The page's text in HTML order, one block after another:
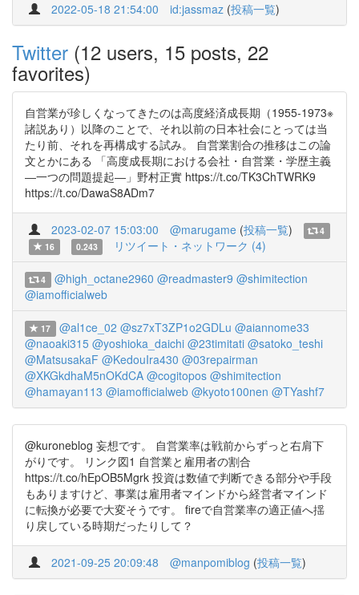
2022-05-18 21:54:00 id:jassmaz (投稿一覧)
Twitter (12 users, 15 posts, 22
favorites)
自営業が珍しくなってきたのは高度経済成長期（1955-1973※
諸説あり）以降のことで、それ以前の日本社会にとっては当
たり前、それを再構成する試み。 自営業割合の推移はこの論
文とかにある 「高度成長期における会社・自営業・学歴主義
―一つの問題提起―」野村正實 https://t.co/TK3ChTWRK9
https://t.co/DawaS8ADm7
2023-02-07 15:03:00 @marugame (投稿一覧)
4
16
0.243 リツイート・ネットワーク (4)
4 @high_octane2960 @readmaster9 @shimitection
@iamofficialweb
17 @al1ce_02 @sz7xT3ZP1o2GDLu @aiannome33
@naoaki315 @yoshioka_daichi @23timitati @satoko_teshi
@MatsusakaF @KedouIra430 @03repairman
@XKGkdhaM5nOKdCA @cogitopos @shimitection
@hamayan113 @iamofficialweb @kyoto100nen @TYashf7
@kuroneblog 妄想です。 自営業率は戦前からずっと右肩下
がりです。 リンク図1 自営業と雇用者の割合
https://t.co/hEpOB5Mgrk 投資は数値で判断できる部分や手段
もありますけど、事業は雇用者マインドから経営者マインド
に転換が必要で大変そうです。 fireで自営業率の適正値へ揺
り戻している時期だったりして？
2021-09-25 20:09:48 @manpomiblog (投稿一覧)